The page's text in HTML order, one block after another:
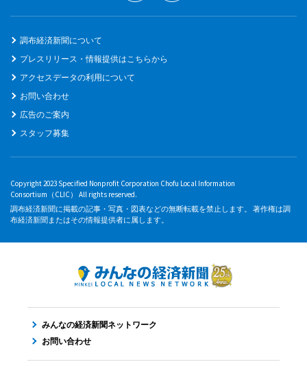
調布経済新聞について
プレスリリース・情報提供はこちらから
アクセスデータの利用について
お問い合わせ
広告のご案内
スタッフ募集
Copyright 2023 Specified Nonprofit Corporation Chofu Local Information
Consortium（CLIC） All rights reserved.
調布経済新聞に掲載の記事・写真・図表などの無断転載を禁止します。 著作権は調
布経済新聞またはその情報提供者に属します。
みんなの経済新聞ネットワーク
お問い合わせ